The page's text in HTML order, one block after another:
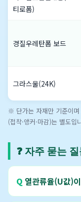
티로폼)
경질우레탄폼 보드
그라스울(24K)
※ 단가는 자재만 기준이며
(접착·앵커·마감)는 별도입
❓ 자주 묻는
열관류율(U값)